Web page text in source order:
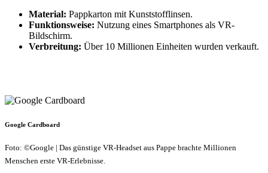
Material: Pappkarton mit Kunststofflinsen.
Funktionsweise: Nutzung eines Smartphones als VR-
Bildschirm.
Verbreitung: Über 10 Millionen Einheiten wurden verkauft.
Google Cardboard
Foto: ©Google | Das günstige VR-Headset aus Pappe brachte Millionen
Menschen erste VR-Erlebnisse.